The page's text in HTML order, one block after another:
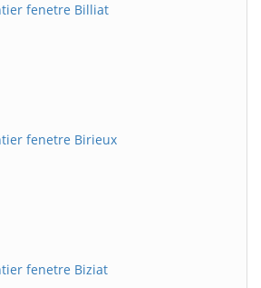
fenetre Billiat
fenetre Birieux
fenetre Biziat